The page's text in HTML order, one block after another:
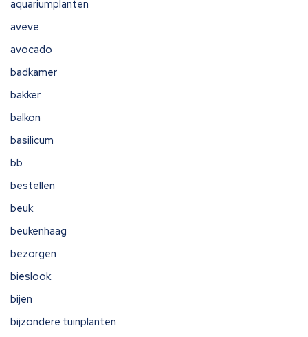
aquariumplanten
aveve
avocado
badkamer
bakker
balkon
basilicum
bb
bestellen
beuk
beukenhaag
bezorgen
bieslook
bijen
bijzondere tuinplanten